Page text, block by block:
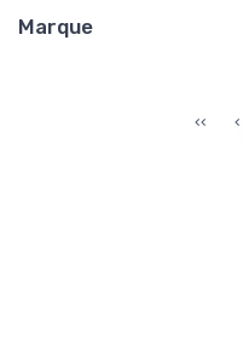
Marque
‹‹ ‹